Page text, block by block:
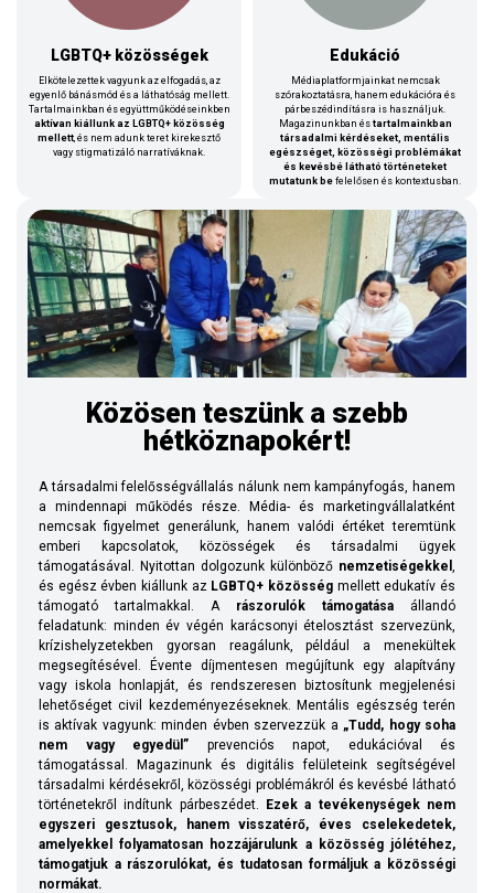
LGBTQ+ közösségek
Elkötelezettek vagyunk az elfogadás, az
egyenlő bánásmód és a láthatóság mellett.
Tartalmainkban és együttműködéseinkben
aktívan kiállunk az LGBTQ+ közösség
mellett , és nem adunk teret kirekesztő
vagy stigmatizáló narratíváknak.
Edukáció
Médiaplatformjainkat nemcsak
szórakoztatásra, hanem edukációra és
párbeszédindításra is használjuk.
Magazinunkban és tartalmainkban
társadalmi kérdéseket, mentális
egészséget, közösségi problémákat
és kevésbé látható történeteket
mutatunk be felelősen és kontextusban.
Közösen teszünk a szebb
hétköznapokért!
A társadalmi felelősségvállalás nálunk nem kampányfogás, hanem
a mindennapi működés része. Média- és marketingvállalatként
nemcsak figyelmet generálunk, hanem valódi értéket teremtünk
emberi kapcsolatok, közösségek és társadalmi ügyek
támogatásával. Nyitottan dolgozunk különböző nemzetiségekkel
és egész évben kiállunk az LGBTQ+ közösség mellett edukatív és
támogató tartalmakkal. A rászorulók támogatása állandó
feladatunk: minden év végén karácsonyi ételosztást szervezünk,
krízishelyzetekben gyorsan reagálunk, például a menekültek
megsegítésével. Évente díjmentesen megújítunk egy alapítvány
vagy iskola honlapját, és rendszeresen biztosítunk megjelenési
lehetőséget civil kezdeményezéseknek.Mentális egészség terén
is aktívak vagyunk: minden évben szervezzük a „Tudd, hogy soha
nem vagy egyedül” prevenciós napot, edukációval és
támogatással. Magazinunk és digitális felületeink segítségével
társadalmi kérdésekről, közösségi problémákról és kevésbé látható
történetekről indítunk párbeszédet. Ezek a tevékenységek nem
egyszeri gesztusok, hanem visszatérő, éves cselekedetek,
amelyekkel folyamatosan hozzájárulunk a közösség jólétéhez,
támogatjuk a rászorulókat, és tudatosan formáljuk a közösségi
normákat.